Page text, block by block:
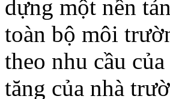
dựng một nền
toàn bộ môi
theo nhu cầu
tăng của nhà